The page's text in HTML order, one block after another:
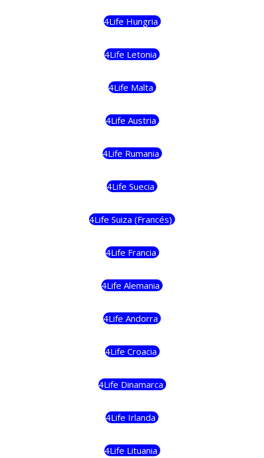
4Life Hungria
4Life Letonia
4Life Malta
4Life Austria
4Life Rumania
4Life Suecia
4Life Suiza (Francés)
4Life Francia
4Life Alemania
4Life Andorra
4Life Croacia
4Life Dinamarca
4Life Irlanda
4Life Lituania